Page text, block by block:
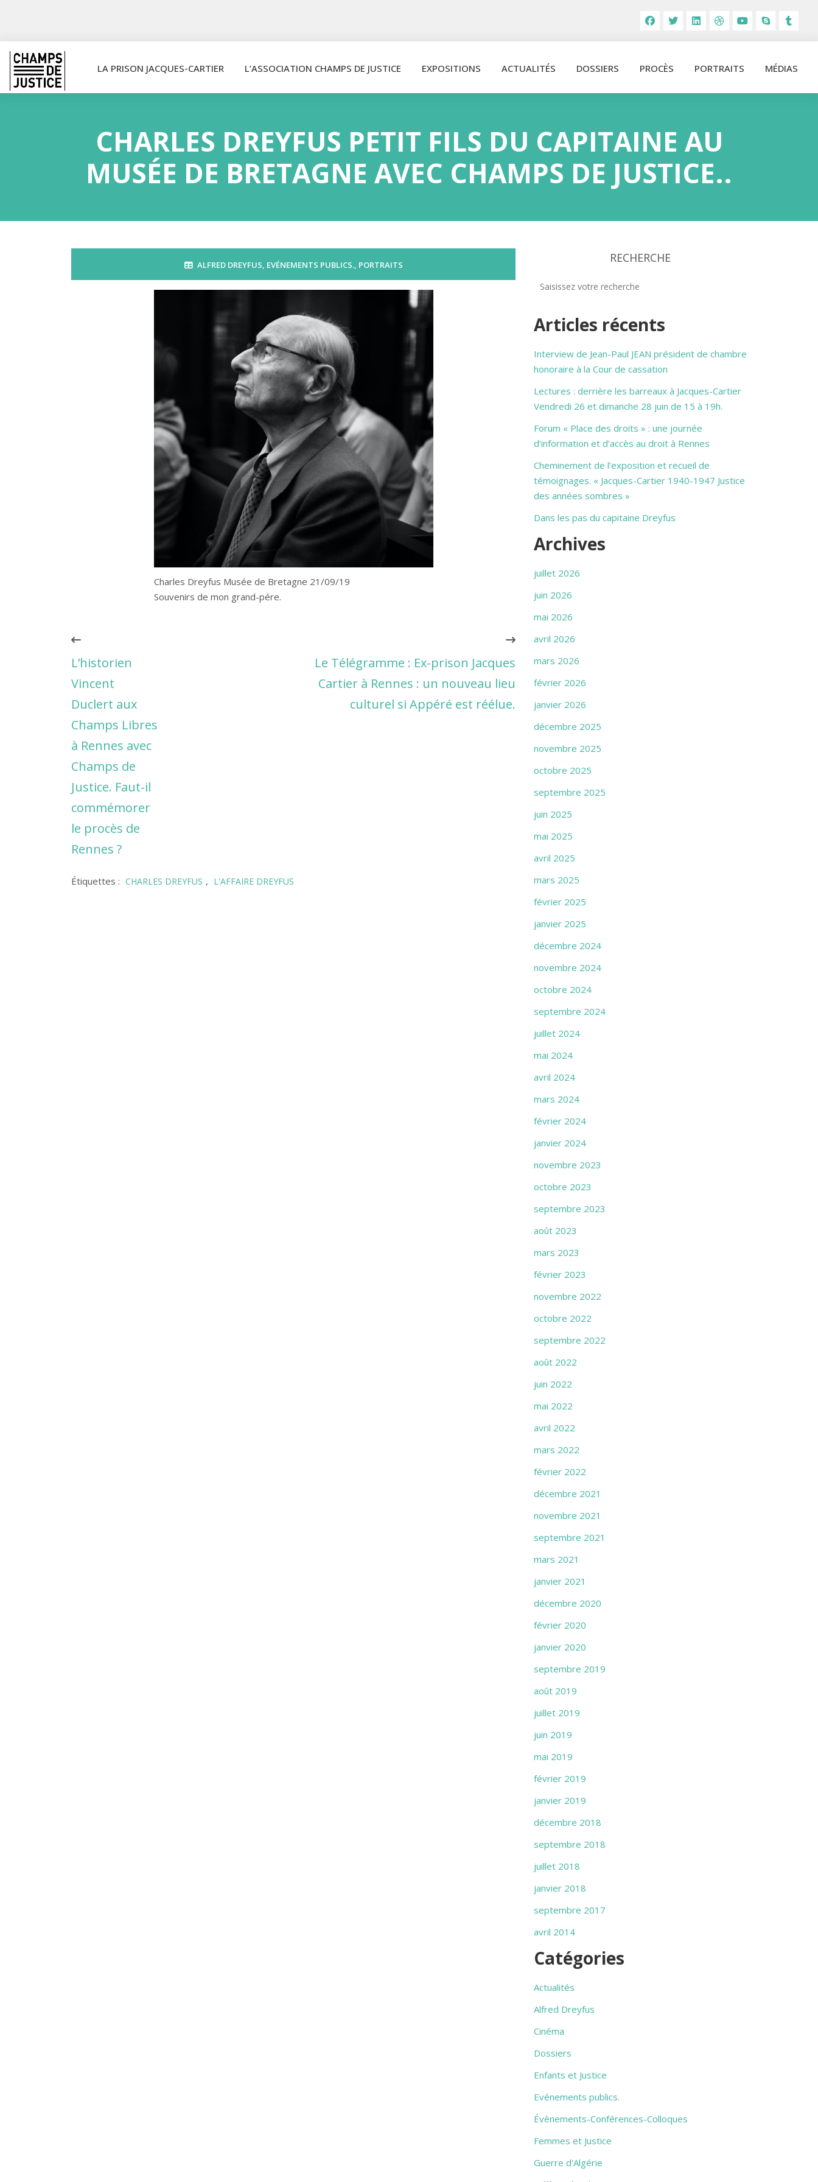
LA PRISON JACQUES-CARTIER L’ASSOCIATION CHAMPS DE JUSTICE EXPOSITIONS ACTUALITÉS DOSSIERS PROCÈS PORTRAITS MÉDIAS
CHARLES DREYFUS PETIT FILS DU CAPITAINE AU
MUSÉE DE BRETAGNE AVEC CHAMPS DE JUSTICE..
ALFRED DREYFUS, EVÉNEMENTS PUBLICS., PORTRAITS
Charles Dreyfus Musée de Bretagne 21/09/19
Souvenirs de mon grand-pére.
L’historien
Vincent
Duclert aux
Champs Libres
à Rennes avec
Champs de
Justice. Faut-il
commémorer
le procès de
Rennes ?
Le Télégramme : Ex-prison Jacques
Cartier à Rennes : un nouveau lieu
culturel si Appéré est réélue.
Étiquettes : CHARLES DREYFUS , L'AFFAIRE DREYFUS
RECHERCHE
Articles récents
Interview de Jean-Paul JEAN président de chambre
honoraire à la Cour de cassation
Lectures : derrière les barreaux à Jacques-Cartier
Vendredi 26 et dimanche 28 juin de 15 à 19h.
Forum « Place des droits » : une journée
d’information et d’accès au droit à Rennes
Cheminement de l’exposition et recueil de
témoignages. « Jacques-Cartier 1940-1947 Justice
des années sombres »
Dans les pas du capitaine Dreyfus
Archives
juillet 2026
juin 2026
mai 2026
avril 2026
mars 2026
février 2026
janvier 2026
décembre 2025
novembre 2025
octobre 2025
septembre 2025
juin 2025
mai 2025
avril 2025
mars 2025
février 2025
janvier 2025
décembre 2024
novembre 2024
octobre 2024
septembre 2024
juillet 2024
mai 2024
avril 2024
mars 2024
février 2024
janvier 2024
novembre 2023
octobre 2023
septembre 2023
août 2023
mars 2023
février 2023
novembre 2022
octobre 2022
septembre 2022
août 2022
juin 2022
mai 2022
avril 2022
mars 2022
février 2022
décembre 2021
novembre 2021
septembre 2021
mars 2021
janvier 2021
décembre 2020
février 2020
janvier 2020
septembre 2019
août 2019
juillet 2019
juin 2019
mai 2019
février 2019
janvier 2019
décembre 2018
septembre 2018
juillet 2018
janvier 2018
septembre 2017
avril 2014
Catégories
Actualités
Alfred Dreyfus
Cinéma
Dossiers
Enfants et Justice
Evénements publics.
Évènements-Conférences-Colloques
Femmes et Justice
Guerre d'Algérie